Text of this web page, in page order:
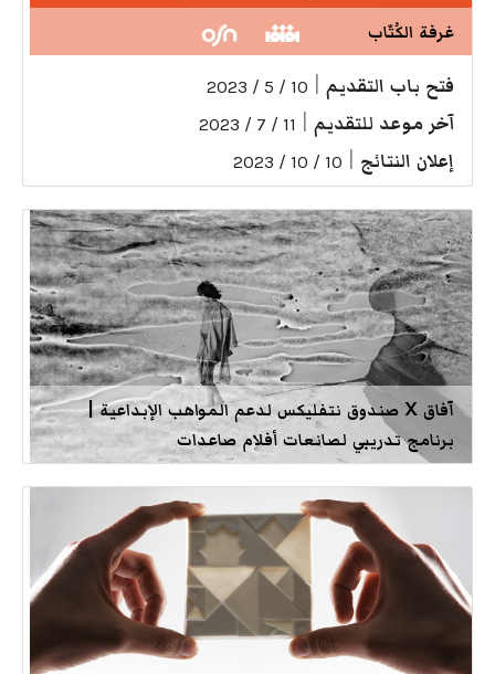
غرفة الكُتّاب
فتح باب التقديم 10 / 5 / 2023
آخر موعد للتقديم 11 / 7 / 2023
إعلان النتائج 10 / 10 / 2023
آفاق X صندوق نتفليكس لدعم المواهب الإبداعية |
برنامج تدريبي لصانعات أفلام صاعدات